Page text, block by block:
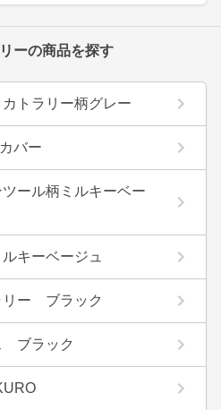
ーの商品を探す
トラリー柄グレー
バー
ール柄ミルキーベー
キーベージュ
リー ブラック
ブラック